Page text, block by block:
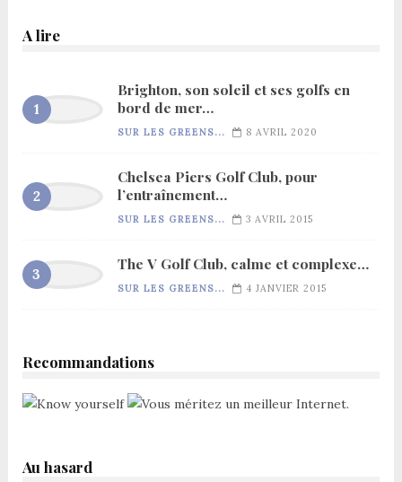
A lire
Brighton, son soleil et ses golfs en
bord de mer…
SUR LES GREENS... 8 AVRIL 2020
Chelsea Piers Golf Club, pour
l’entraînement…
SUR LES GREENS... 3 AVRIL 2015
The V Golf Club, calme et complexe…
SUR LES GREENS... 4 JANVIER 2015
Recommandations
Au hasard